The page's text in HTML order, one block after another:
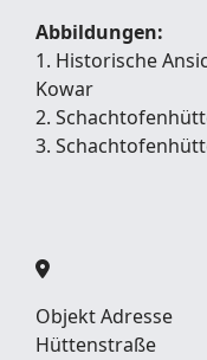
Abbildungen:
1. Historische
Kowar
2.
3.
Objekt Adresse
Hüttenstraße